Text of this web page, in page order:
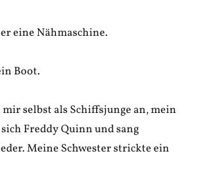
eine Nähmaschine.
Boot.
selbst als Schiffsjunge an, mein
Freddy Quinn und sang
Meine Schwester strickte ein